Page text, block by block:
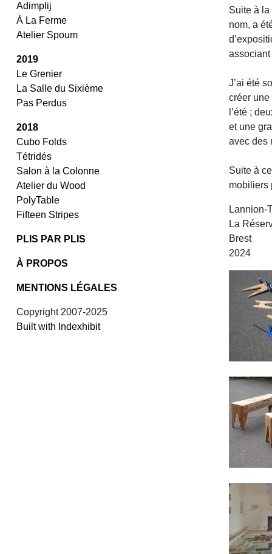
Adimplij
À La Ferme
Atelier Spoum
2019
Le Grenier
La Salle du Sixième
Pas Perdus
2018
Cubo Folds
Tétridés
Salon à la Colonne
Atelier du Wood
PolyTable
Fifteen Stripes
PLIS PAR PLIS
À PROPOS
MENTIONS LÉGALES
Copyright 2007-2025
Built with Indexhibit
Suite à
nom, a
J’ai été
créer
l’été ;
et une
avec des
Suite à
mobiliers
Lannion-
La
Brest
2024